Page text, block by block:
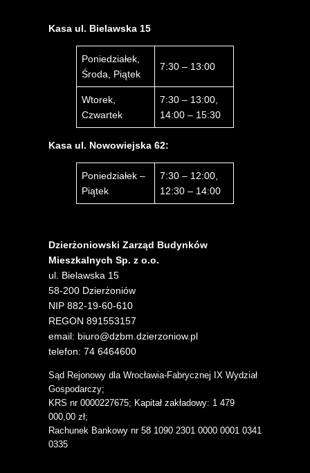
Kasa ul. Bielawska 15
Poniedziałek,
Środa, Piątek
7:30 – 13:00
Wtorek,
Czwartek
7:30 – 13:00,
14:00 – 15:30
Kasa ul. Nowowiejska 62:
Poniedziałek –
Piątek
7:30 – 12:00,
12:30 – 14:00
Dzierżoniowski Zarząd Budynków
Mieszkalnych Sp. z o.o.
ul. Bielawska 15
58-200 Dzierżoniów
NIP 882-19-60-610
REGON 891553157
email: biuro@dzbm.dzierzoniow.pl
telefon: 74 6464600
Sąd Rejonowy dla Wrocławia-Fabrycznej IX Wydział
Gospodarczy;
KRS nr 0000227675; Kapitał zakładowy: 1 479
000,00 zł;
Rachunek Bankowy nr 58 1090 2301 0000 0001 0341
0335